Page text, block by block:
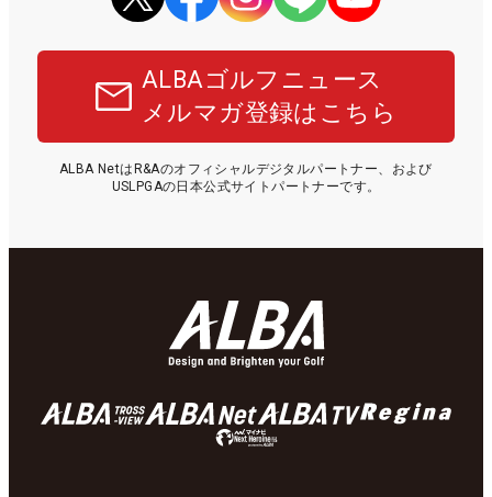
ALBAゴルフニュース
メルマガ登録はこちら
ALBA NetはR&Aのオフィシャルデジタルパートナー、および
USLPGAの日本公式サイトパートナーです。